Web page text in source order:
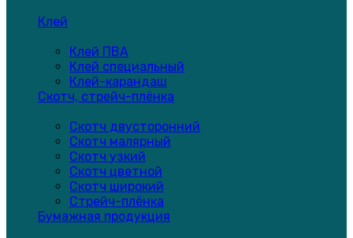
Клей
Клей ПВА
Клей специальный
Клей-карандаш
Скотч, стрейч-плёнка
Скотч двусторонний
Скотч малярный
Скотч узкий
Скотч цветной
Скотч широкий
Стрейч-плёнка
Бумажная продукция